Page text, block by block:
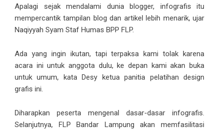
Apalagi sejak mendalami dunia blogger, infografis itu
mempercantik tampilan blog dan artikel lebih menarik, ujar
Naqiyyah Syam Staf Humas BPP FLP.
Ada yang ingin ikutan, tapi terpaksa kami tolak karena
acara ini untuk anggota dulu, ke depan kami akan buka
untuk umum, kata Desy ketua panitia pelatihan design
grafis ini.
Diharapkan peserta mengenal dasar-dasar infografis.
Selanjutnya, FLP Bandar Lampung akan memfasilitasi